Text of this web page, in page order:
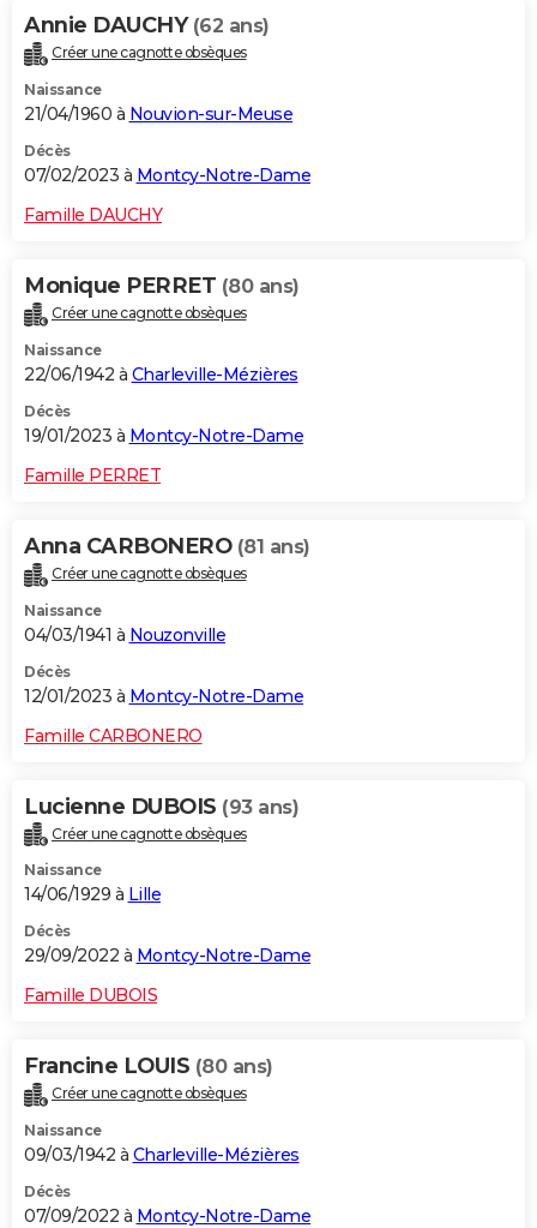
Annie DAUCHY (62 ans)
Créer une cagnotte obsèques
Naissance
21/04/1960 à Nouvion-sur-Meuse
Décès
07/02/2023 à Montcy-Notre-Dame
Famille DAUCHY
Monique PERRET (80 ans)
Créer une cagnotte obsèques
Naissance
22/06/1942 à Charleville-Mézières
Décès
19/01/2023 à Montcy-Notre-Dame
Famille PERRET
Anna CARBONERO (81 ans)
Créer une cagnotte obsèques
Naissance
04/03/1941 à Nouzonville
Décès
12/01/2023 à Montcy-Notre-Dame
Famille CARBONERO
Lucienne DUBOIS (93 ans)
Créer une cagnotte obsèques
Naissance
14/06/1929 à Lille
Décès
29/09/2022 à Montcy-Notre-Dame
Famille DUBOIS
Francine LOUIS (80 ans)
Créer une cagnotte obsèques
Naissance
09/03/1942 à Charleville-Mézières
Décès
07/09/2022 à Montcy-Notre-Dame